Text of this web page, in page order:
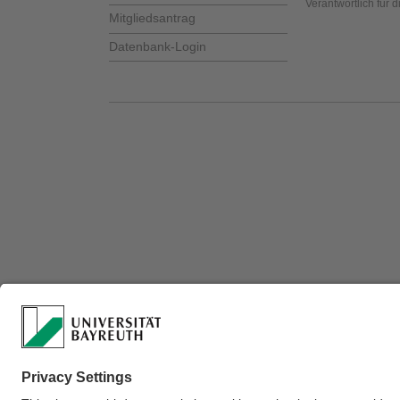
Mitgliedsantrag
Datenbank-Login
Verantwortlich für